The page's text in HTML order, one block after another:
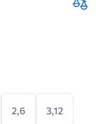
2,6 3,12